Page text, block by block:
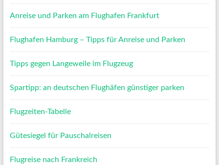
Anreise und Parken am Flughafen Frankfurt
Flughafen Hamburg – Tipps für Anreise und Parken
Tipps gegen Langeweile im Flugzeug
Spartipp: an deutschen Flughäfen günstiger parken
Flugzeiten-Tabelle
Gütesiegel für Pauschalreisen
Flugreise nach Frankreich